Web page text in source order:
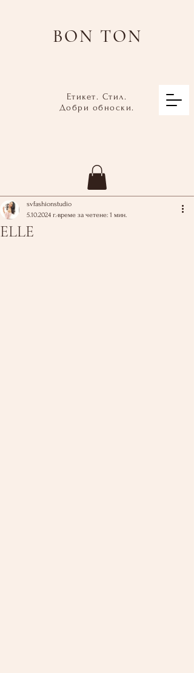
Етикет. Стил.
Добри обноски.
BON TON
ELLE
svfashionstudio
5.10.2024 г.време за четене: 1 мин.